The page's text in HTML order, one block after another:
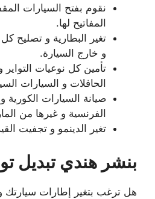
نقوم بفتح السيارات
المفاتيح لها.
تغير البطارية و تصليح
و خارج السيارة.
تأمين كل نوعيات
الحافلات و السيارات
صيانة السيارات الكورية و
الفرنسية و غيرها من
تغير الدينمو و تجفيت
بنشر هندي تبديل
هل ترغب بتغير إطارات